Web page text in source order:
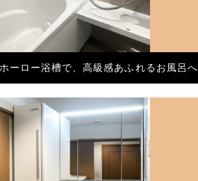
ーロー浴槽で、高級感あふれるお風呂へ